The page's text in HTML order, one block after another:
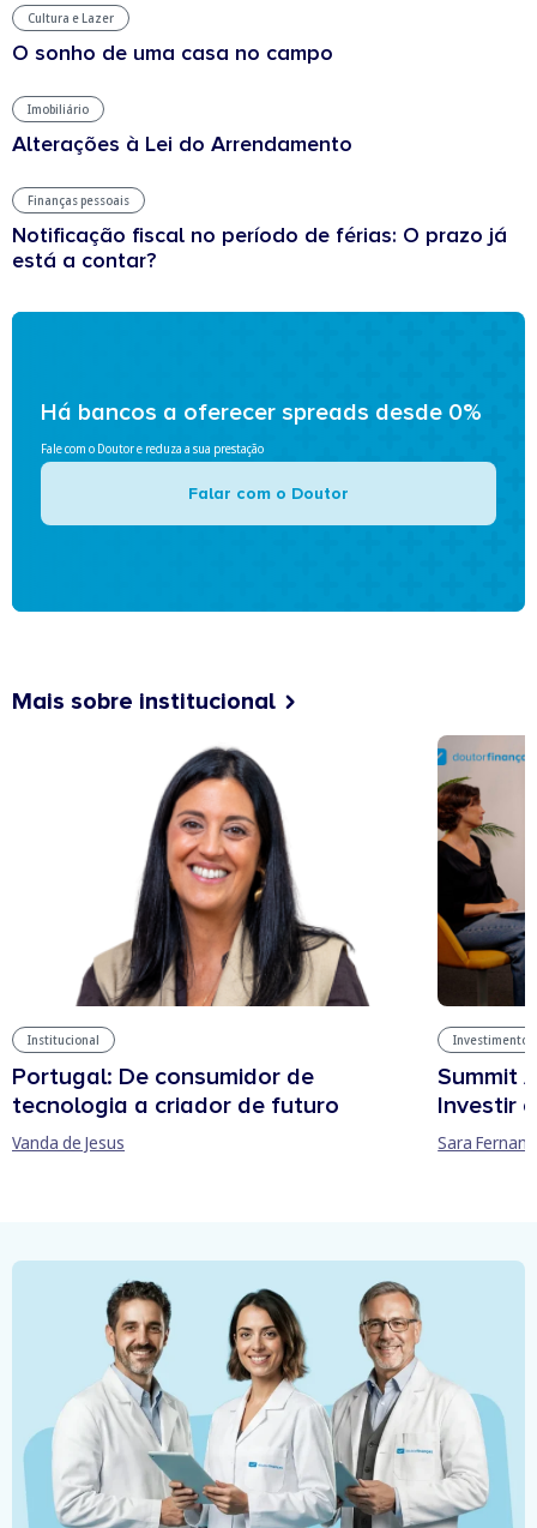
Cultura e Lazer
O sonho de uma casa no campo
Imobiliário
Alterações à Lei do Arrendamento
Finanças pessoais
Notificação fiscal no período de férias: O prazo já
está a contar?
Há bancos a oferecer spreads desde 0%
Fale com o Doutor e reduza a sua prestação
Falar com o Doutor
Mais sobre institucional
Institucional
Portugal: De consumidor de
tecnologia a criador de futuro
Vanda de Jesus
Investimentos
Summit
Investir
Sara